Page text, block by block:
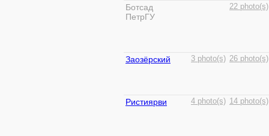
Ботсад
ПетрГУ
22 photo(s)
Заозёрский 3 photo(s) 26 photo(s)
Ристиярви 4 photo(s) 14 photo(s)